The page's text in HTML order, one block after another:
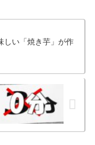
しい「焼き芋」が作